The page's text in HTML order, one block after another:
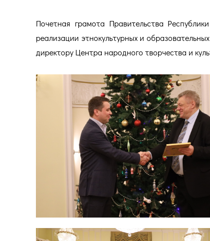
Почетная грамота Правительства
реализации этнокультурных и
директору Центра народного творчества и